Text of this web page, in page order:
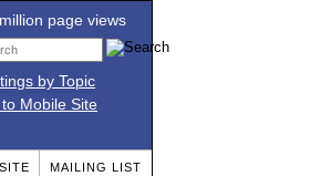
page views
by Topic
Mobile Site
MAILING LIST